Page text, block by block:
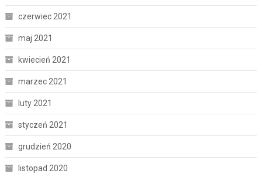
czerwiec 2021
maj 2021
kwiecień 2021
marzec 2021
luty 2021
styczeń 2021
grudzień 2020
listopad 2020